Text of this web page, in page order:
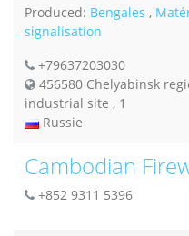
Produced: Bengales ,
signalisation
+79637203030
456580 Chelyabinsk
industrial site , 1
Russie
Cambodian
+852 9311 5396